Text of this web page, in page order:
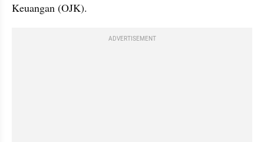
Keuangan (OJK).
ADVERTISEMENT